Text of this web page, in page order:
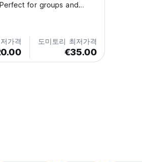
for groups and
relaxing...
가격
도미토리 최저가격
€35.00